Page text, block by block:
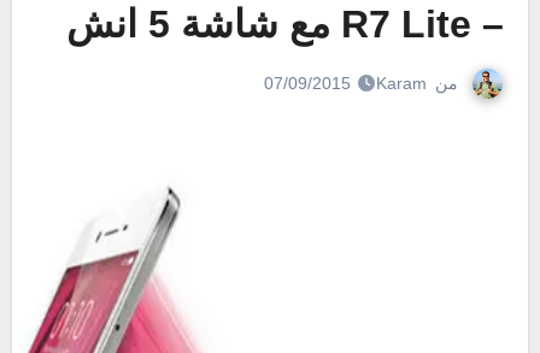
– R7 Lite مع شاشة 5 انش
من Karam
07/09/2015